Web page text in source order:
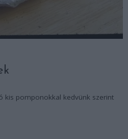
kis pomponokkal kedvünk szerint